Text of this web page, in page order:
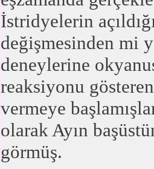
İstridyelerin
değişmesinden mi
deneylerine
reaksiyonu
vermeye
olarak Ayın
görmüş.